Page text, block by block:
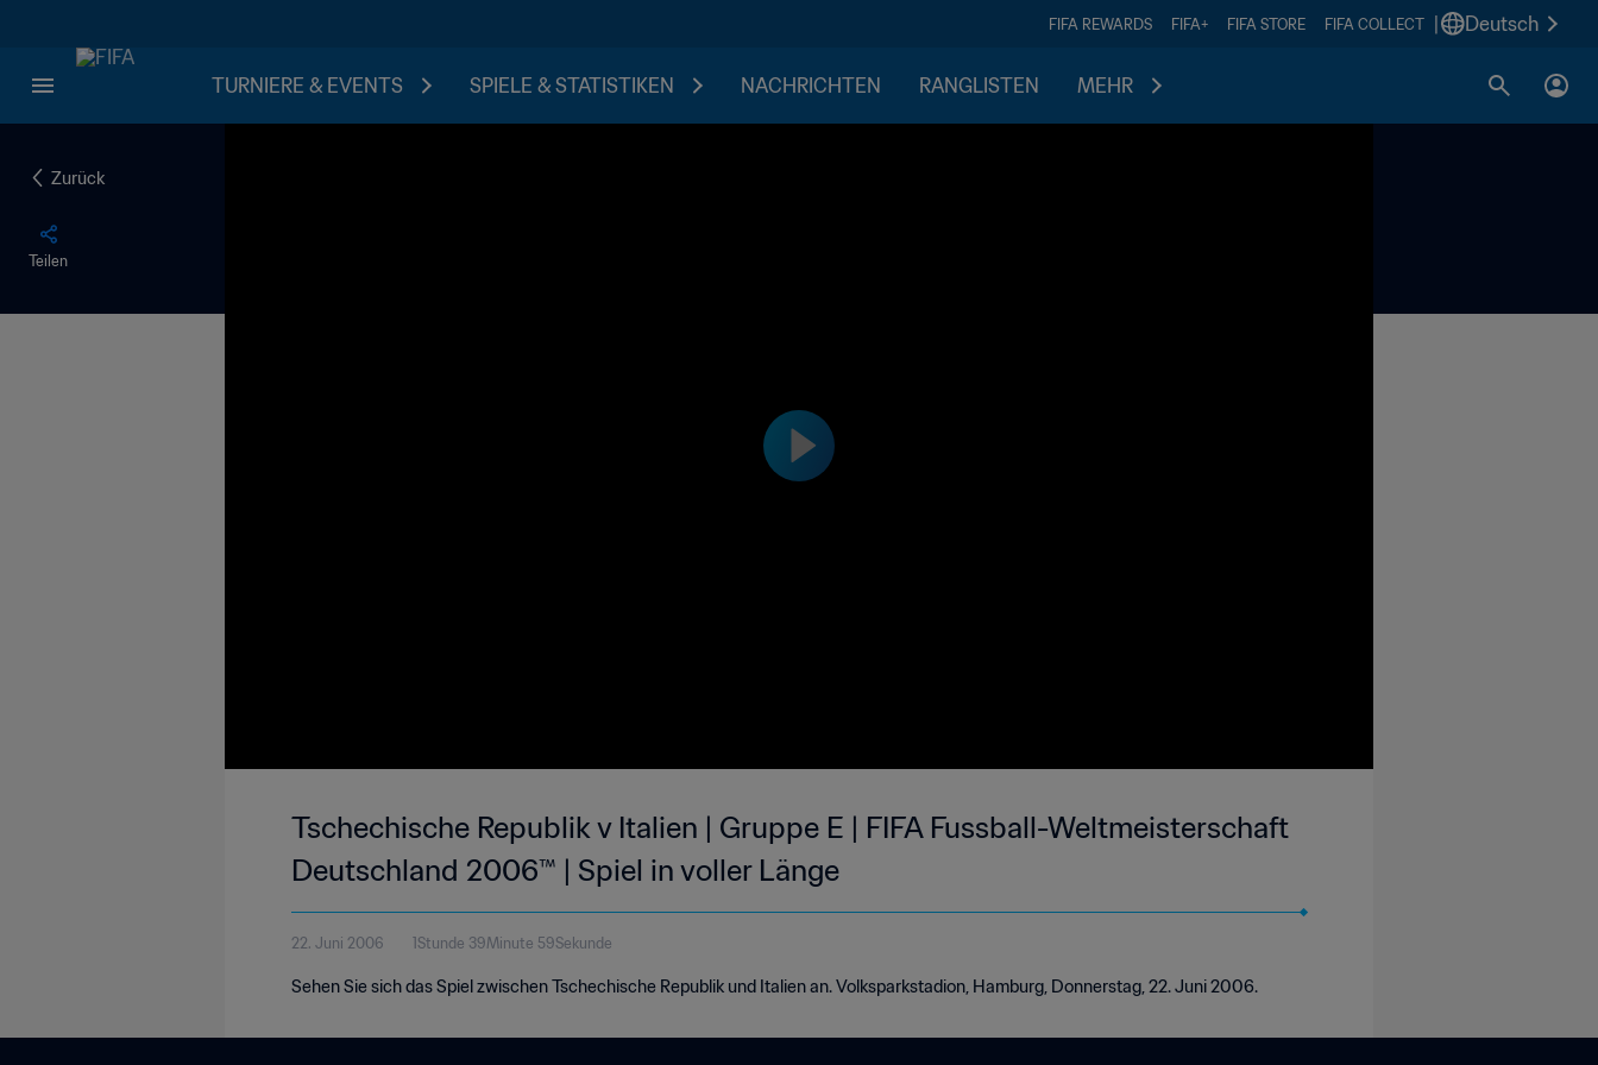
FIFA REWARDS FIFA+ FIFA STORE FIFA COLLECT Deutsch
TURNIERE & EVENTS SPIELE & STATISTIKEN NACHRICHTEN RANGLISTEN MEHR
Zurück
Teilen
Tschechische Republik v Italien | Gruppe E | FIFA Fussball-Weltmeisterschaft
Deutschland 2006™ | Spiel in voller Länge
22. Juni 2006 1Stunde 39Minute 59Sekunde
Sehen Sie sich das Spiel zwischen Tschechische Republik und Italien an. Volksparkstadion, Hamburg, Donnerstag, 22. Juni 2006.